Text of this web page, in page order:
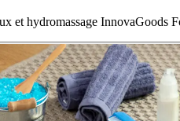
et hydromassage InnovaGoods